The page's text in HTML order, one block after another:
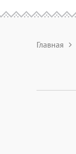
Главная